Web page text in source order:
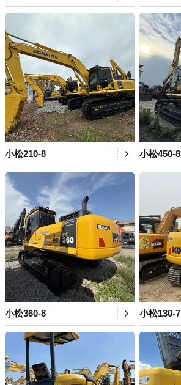
小松210-8 小松450-8
小松360-8 小松130-7